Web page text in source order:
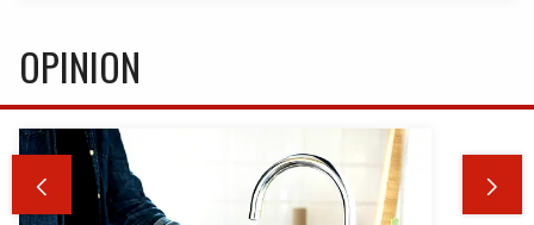
OPINION
 